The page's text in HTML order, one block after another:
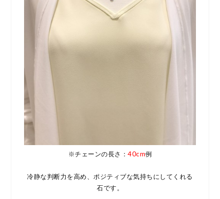
※チェーンの長さ： 40cm例
冷静な判断力を高め、ポジティブな気持ちにしてくれる
石です。